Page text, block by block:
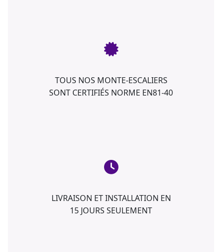
TOUS NOS MONTE-ESCALIERS
SONT CERTIFIÉS NORME EN81-40
LIVRAISON ET INSTALLATION EN
15 JOURS SEULEMENT